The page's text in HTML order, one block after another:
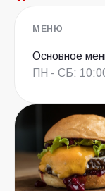
МЕНЮ
Основное
ПН - СБ: